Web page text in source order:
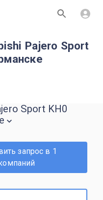
Pajero Sport
Sport KH0
запрос в 1